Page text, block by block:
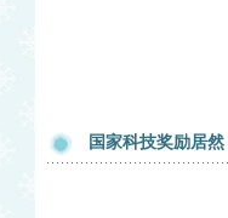
国家科技奖励居